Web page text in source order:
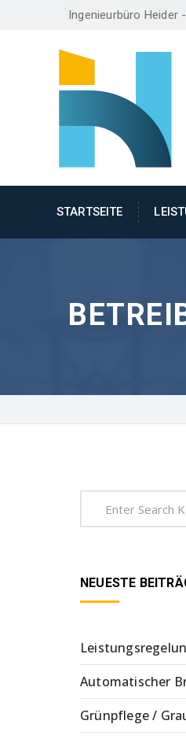
Ingenieurbüro Heider
STARTSEITE
NEUESTE
Automatischer
Grünpflege /